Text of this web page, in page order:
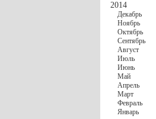
2014
Декабрь
Ноябрь
Октябрь
Сентябрь
Август
Июль
Июнь
Май
Апрель
Март
Февраль
Январь